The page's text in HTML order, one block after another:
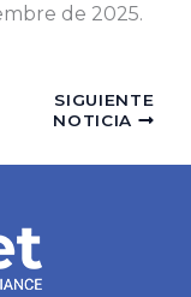
de 2025.
SIGUIENTE
NOTICIA